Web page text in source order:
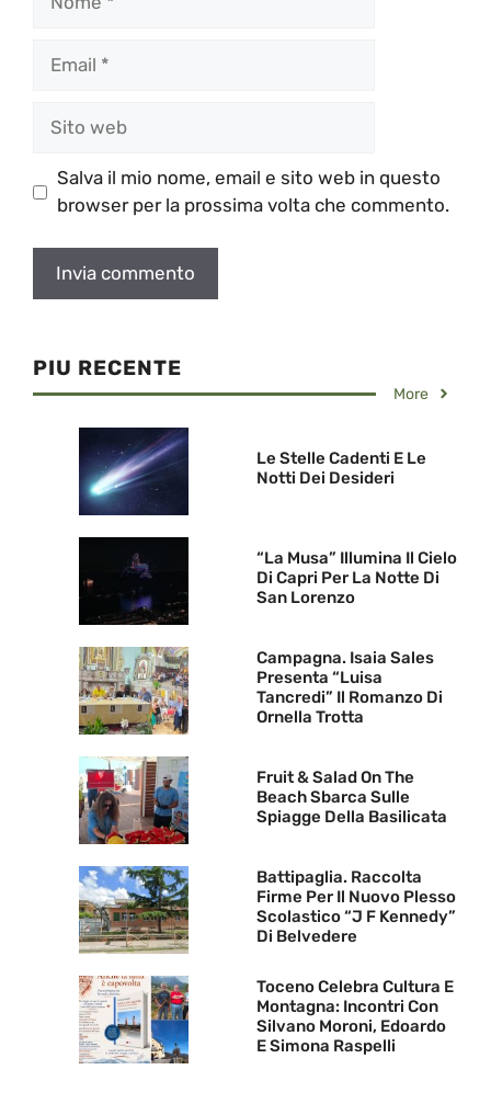
Salva il mio nome, email e sito web in questo
browser per la prossima volta che commento.
PIU RECENTE
More
Le Stelle Cadenti E Le
Notti Dei Desideri
“La Musa” Illumina Il Cielo
Di Capri Per La Notte Di
San Lorenzo
Campagna. Isaia Sales
Presenta “Luisa
Tancredi” Il Romanzo Di
Ornella Trotta
Fruit & Salad On The
Beach Sbarca Sulle
Spiagge Della Basilicata
Battipaglia. Raccolta
Firme Per Il Nuovo Plesso
Scolastico “J F Kennedy”
Di Belvedere
Toceno Celebra Cultura E
Montagna: Incontri Con
Silvano Moroni, Edoardo
E Simona Raspelli